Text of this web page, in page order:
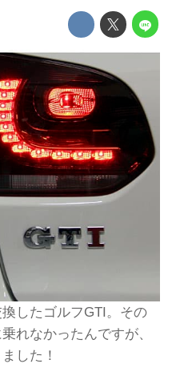
したゴルフGTI。その
れなかったんですが、
した！